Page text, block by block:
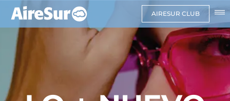
AIRESUR CLUB